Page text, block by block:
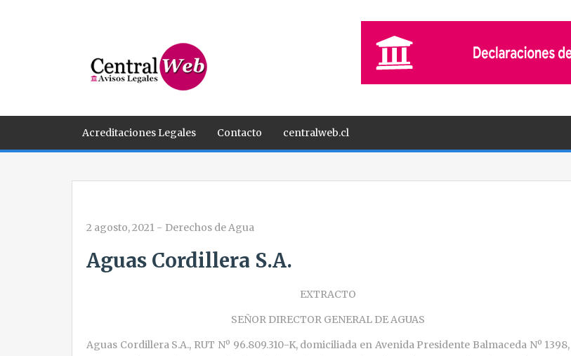
Acreditaciones Legales Contacto centralweb.cl
2 agosto, 2021 - Derechos de Agua
Aguas Cordillera S.A.
EXTRACTO
SEÑOR DIRECTOR GENERAL DE AGUAS
Aguas Cordillera S.A., RUT Nº 96.809.310-K, domiciliada en Avenida Presidente Balmaceda Nº 1398,